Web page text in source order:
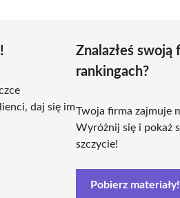
daj się im
Znalazłeś
rankingach?
Twoja firma zajmuje
Wyróżnij się i pokaż
szczycie!
Pobierz materiały!